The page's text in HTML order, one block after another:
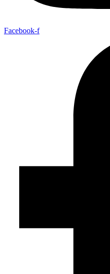
Facebook-f